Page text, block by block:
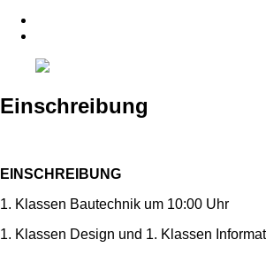
Einschreibung
EINSCHREIBUNG
1. Klassen Bautechnik um 10:00 Uhr
1. Klassen Design und 1. Klassen